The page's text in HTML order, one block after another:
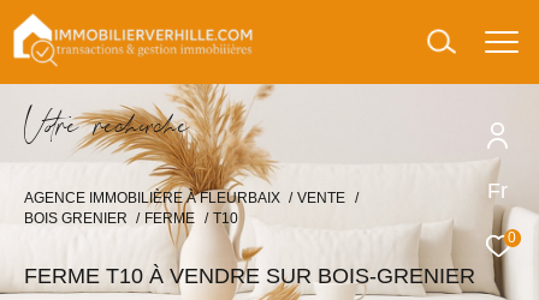
Fr
0
Vore recece
AGENCE IMMOBILIÈRE À FLEURBAIX
VENTE
BOIS GRENIER
FERME T10
FERME T10 À VENDRE SUR BOIS-GRENIER